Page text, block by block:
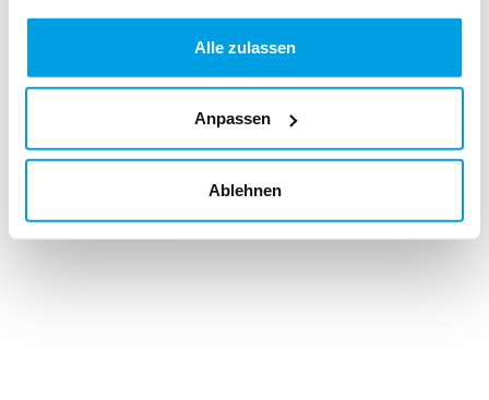
Alle zulassen
Anpassen
Ablehnen